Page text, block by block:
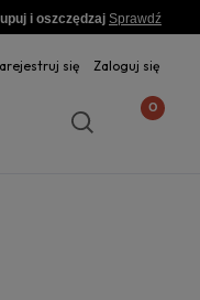
i oszczędzaj Sprawdź
się Zaloguj się